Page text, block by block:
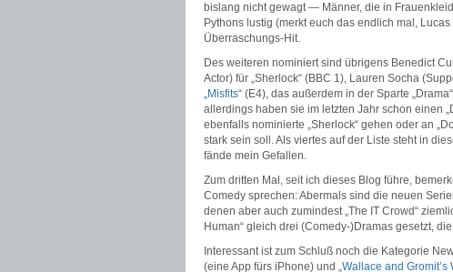
bislang nicht gewagt — Männer, die in
Pythons lustig (merkt euch das endlich mal,
Überraschungs-Hit.
Des weiteren nominiert sind übrigens Benedict
Actor) für „Sherlock“ (BBC 1), Lauren Socha
„Misfits“ (E4), das außerdem in der Sparte
allerdings haben sie im letzten Jahr schon einen
ebenfalls nominierte „Sherlock“ gehen oder an
stark sein soll. Als viertes auf der Liste steht in
fände mein Gefallen.
Zum dritten Mal, seit ich dieses Blog führe,
Comedy sprechen: Abermals sind die neuen
denen aber auch zumindest „The IT Crowd“
Human“ gleich drei (Comedy-)Dramas gesetzt,
Interessant ist zum Schluß noch die Kategorie
(eine App fürs iPhone) und „Wallace and Gromit’s